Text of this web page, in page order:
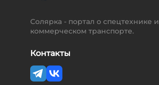
Солярка - портал о спецтехнике и
коммерческом транспорте.
Контакты